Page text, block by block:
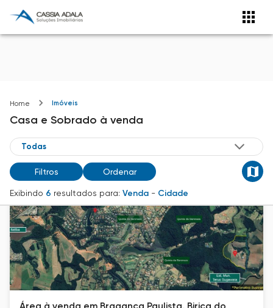
Home Imóveis
Casa e Sobrado à venda
Filtros Ordenar
Exibindo 6 resultados para: Venda - Cidade